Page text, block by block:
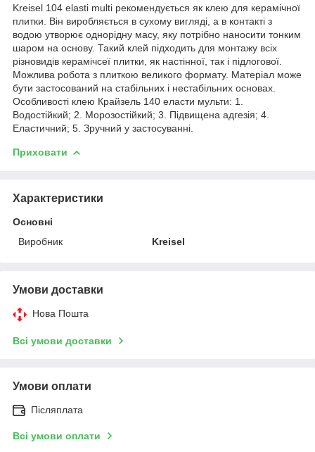
Kreisel 104 elasti multi рекомендується як клею для керамічної
плитки. Він виробляється в сухому вигляді, а в контакті з
водою утворює однорідну масу, яку потрібно наносити тонким
шаром на основу. Такий клей підходить для монтажу всіх
різновидів керамічсеї плитки, як настінної, так і підлогової.
Можлива робота з плиткою великого формату. Матеріал може
бути застосований на стабільних і нестабільних основах.
Особливості клею Крайзель 140 еласти мульти: 1.
Водостійкий; 2. Морозостійкий; 3. Підвищена адгезія; 4.
Еластичний; 5. Зручний у застосуванні.
Приховати
Характеристики
Основні
Виробник
Kreisel
Умови доставки
Нова Пошта
Всі умови доставки
Умови оплати
Післяплата
Всі умови оплати